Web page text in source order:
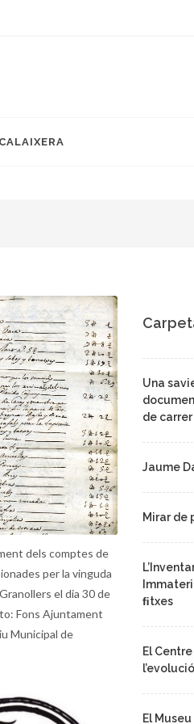
CALAIXERA
dels comptes de
per la vinguda
el dia 30 de
Fons Ajuntament
Municipal de
Una
de carrer
Jaume
Mirar de
ﬁtxes
El
El